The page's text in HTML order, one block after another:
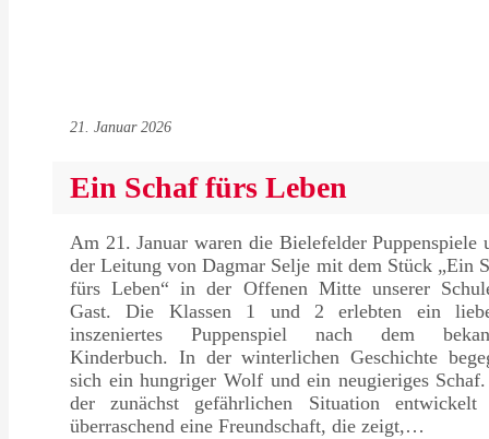
21. Januar 2026
Ein Schaf fürs Leben
Am 21. Januar waren die Bielefelder Puppenspiele
der Leitung von Dagmar Selje mit dem Stück „Ein
fürs Leben“ in der Offenen Mitte unserer
Gast. Die Klassen 1 und 2 erlebten ein
inszeniertes Puppenspiel nach dem
Kinderbuch. In der winterlichen Geschichte
sich ein hungriger Wolf und ein neugieriges
der zunächst gefährlichen Situation entwickelt
überraschend eine Freundschaft, die zeigt,…